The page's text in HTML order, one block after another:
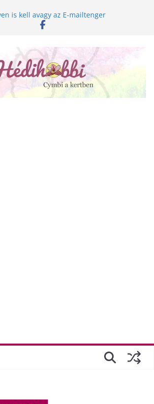
is kell avagy az E-mailtenger
nevelése magról
tippek, amiket jobb, ha elfelejtesz
és a fűtésszezon